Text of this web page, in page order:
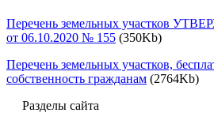
Перечень земельных участков
от 06.10.2020 № 155 (350Kb)
Перечень земельных участков,
собственность гражданам (2764Kb)
Разделы сайта